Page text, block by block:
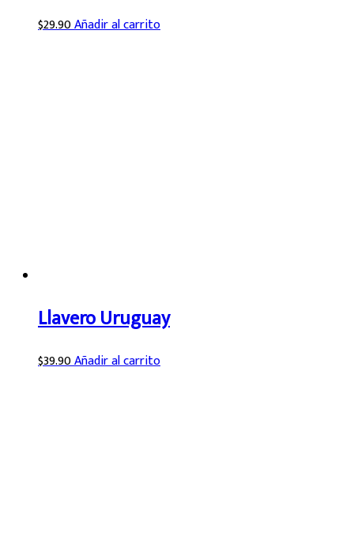
$29.90Añadir al carrito
Llavero Uruguay
$39.90Añadir al carrito